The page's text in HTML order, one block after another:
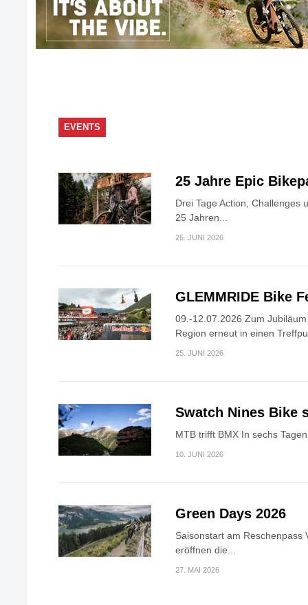
EVENTS
25 Jahre Epic
Drei Tage Action, Challenges
25 Jahren...
26. JUNI 2026
GLEMMRIDE Bike
09.-12.07.2026 Zum
Region erneut in einen
25. JUNI 2026
Swatch Nines Bike
MTB trifft BMX In sechs
10. JUNI 2026
Green Days 2026
Saisonstart am Reschenpass
eröffnen die...
27. MAI 2026